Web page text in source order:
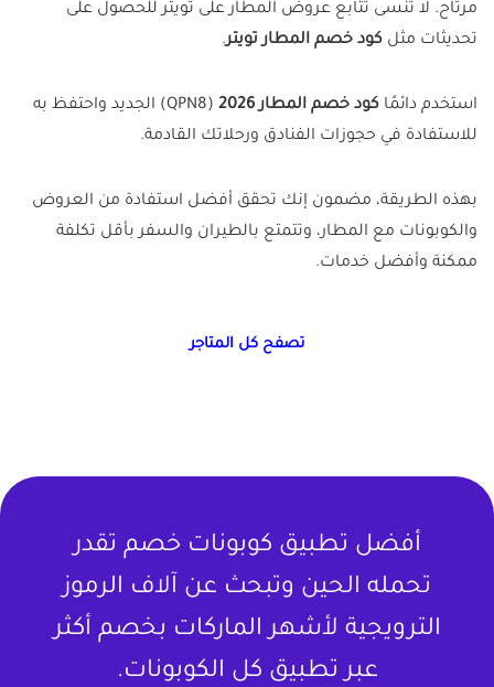
مرتاح. لا تنسى تتابع عروض المطار على تويتر للحصول على
تحديثات مثل كود خصم المطار تويتر.
استخدم دائمًا كود خصم المطار 2026
(QPN8) الجديد واحتفظ به
للاستفادة في حجوزات الفنادق ورحلاتك القادمة.
بهذه الطريقة، مضمون إنك تحقق أفضل استفادة من العروض
والكوبونات مع المطار، وتتمتع بالطيران والسفر بأقل تكلفة
ممكنة وأفضل خدمات.
تصفح كل المتاجر
أفضل تطبيق كوبونات خصم تقدر
تحمله الحين وتبحث عن آلاف الرموز
الترويجية لأشهر الماركات بخصم أكثر
عبر تطبيق كل الكوبونات.